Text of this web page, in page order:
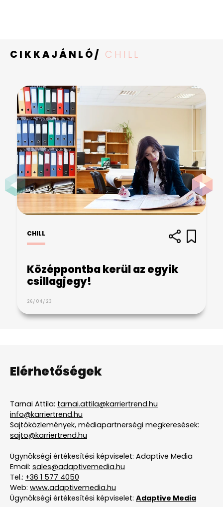
CIKKAJÁNLÓ/ CHILL
CHILL
Középpontba kerül az egyik
csillagjegy!
26/04/23
Elérhetőségek
Tarnai Attila: tarnai.attila@karriertrend.hu
info@karriertrend.hu
Sajtóközlemények, médiapartnerségi megkeresések:
sajto@karriertrend.hu
Ügynökségi értékesítési képviselet: Adaptive Media
Email: sales@adaptivemedia.hu
Tel.: +36 1 577 4050
Web: www.adaptivemedia.hu
Ügynökségi értékesítési képviselet: Adaptive Media